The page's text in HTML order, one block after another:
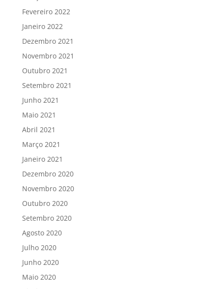
Fevereiro 2022
Janeiro 2022
Dezembro 2021
Novembro 2021
Outubro 2021
Setembro 2021
Junho 2021
Maio 2021
Abril 2021
Março 2021
Janeiro 2021
Dezembro 2020
Novembro 2020
Outubro 2020
Setembro 2020
Agosto 2020
Julho 2020
Junho 2020
Maio 2020